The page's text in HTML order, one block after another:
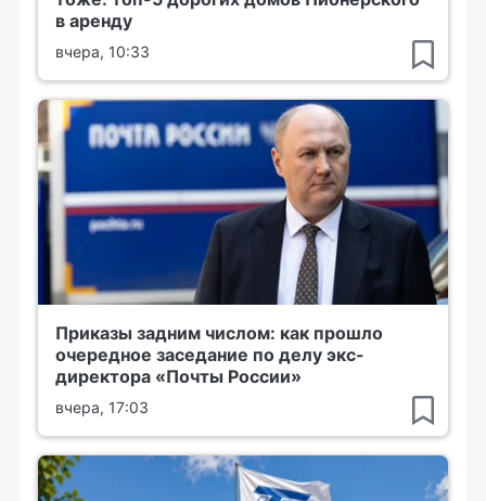
в аренду
вчера, 10:33
Приказы задним числом: как прошло
очередное заседание по делу экс-
директора «Почты России»
вчера, 17:03